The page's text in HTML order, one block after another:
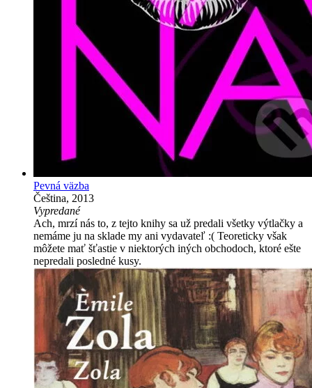
Pevná väzba
Čeština, 2013
Vypredané
Ach, mrzí nás to, z tejto knihy sa už predali všetky výtlačky a
nemáme ju na sklade my ani vydavateľ :( Teoreticky však
môžete mať šťastie v niektorých iných obchodoch, ktoré ešte
nepredali posledné kusy.